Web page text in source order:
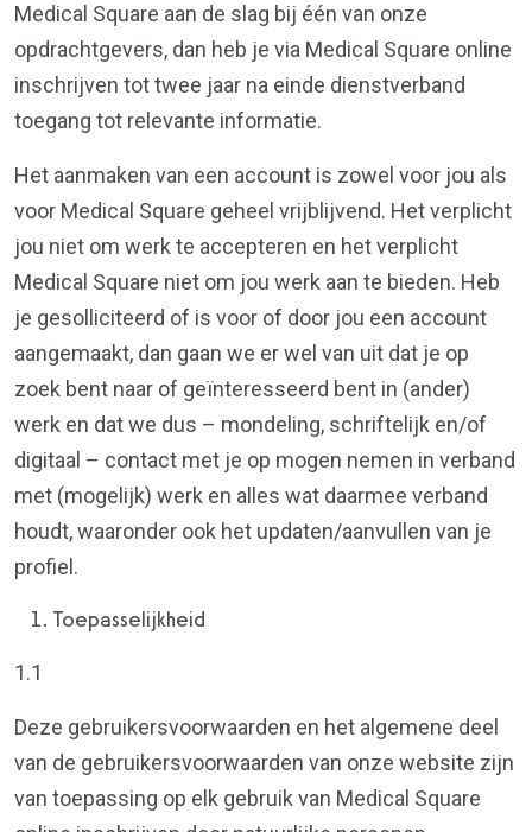
Medical Square aan de slag bij één van onze
opdrachtgevers, dan heb je via Medical Square online
inschrijven tot twee jaar na einde dienstverband
toegang tot relevante informatie.
Het aanmaken van een account is zowel voor jou als
voor Medical Square geheel vrijblijvend. Het verplicht
jou niet om werk te accepteren en het verplicht
Medical Square niet om jou werk aan te bieden. Heb
je gesolliciteerd of is voor of door jou een account
aangemaakt, dan gaan we er wel van uit dat je op
zoek bent naar of geïnteresseerd bent in (ander)
werk en dat we dus – mondeling, schriftelijk en/of
digitaal – contact met je op mogen nemen in verband
met (mogelijk) werk en alles wat daarmee verband
houdt, waaronder ook het updaten/aanvullen van je
profiel.
Toepasselijkheid
1.1
Deze gebruikersvoorwaarden en het algemene deel
van de gebruikersvoorwaarden van onze website zijn
van toepassing op elk gebruik van Medical Square